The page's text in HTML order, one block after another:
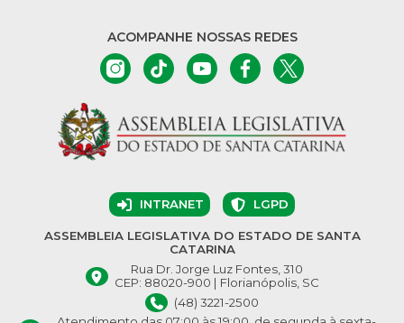
ACOMPANHE NOSSAS REDES
INTRANET LGPD
ASSEMBLEIA LEGISLATIVA DO ESTADO DE SANTA
CATARINA
Rua Dr. Jorge Luz Fontes, 310
CEP: 88020-900 | Florianópolis, SC
(48) 3221-2500